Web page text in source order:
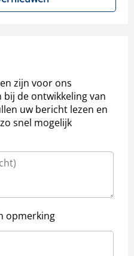
zijn voor ons
de ontwikkeling van
uw bericht lezen en
snel mogelijk
opmerking